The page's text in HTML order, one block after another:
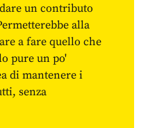
un contributo
alla
a fare quello che
pure un po'
di mantenere i
senza